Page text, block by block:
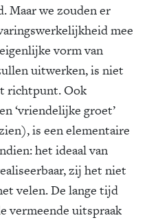
Maar we zouden er
mee
vorm van
uitwerken, is niet
richtpunt. Ook
‘vriendelijke groet’
is een elementaire
het ideaal van
zij het niet
velen. De lange tijd
vermeende uitspraak